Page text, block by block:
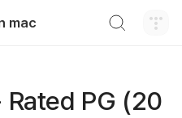
mac
PG (20